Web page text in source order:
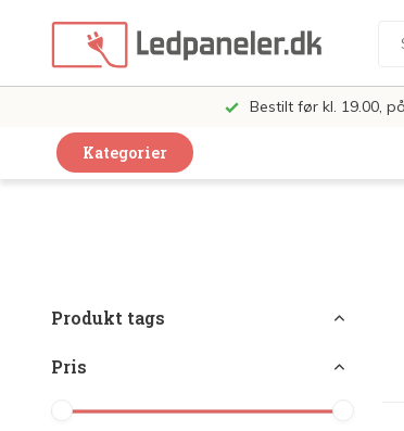
Bestilt før kl. 19.00,
Kategorier
LED Armatur Komplet
Produkt tags
Pris